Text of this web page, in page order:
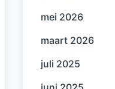
mei 2026
maart 2026
juli 2025